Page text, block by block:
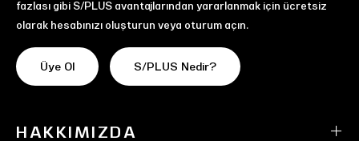
fazlası gibi S/PLUS avantajlarından yararlanmak için ücretsiz
olarak hesabınızı oluşturun veya oturum açın.
Üye Ol S/PLUS Nedir?
HAKKIMIZDA